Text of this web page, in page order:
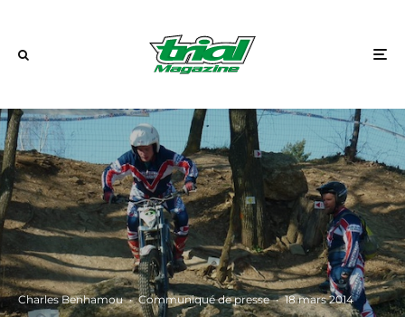
Charles Benhamou · Communiqué de presse · 18 mars 2014